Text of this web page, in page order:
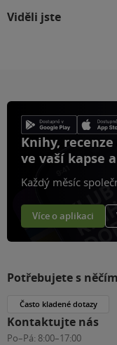
Viděli jste
Knihy,
ve vaší kapse
Každý měsíc
Více o aplikaci
Potřebujete s
Často kladené dotazy
Kontaktujte nás
Po–Pá: 8:00–17:00